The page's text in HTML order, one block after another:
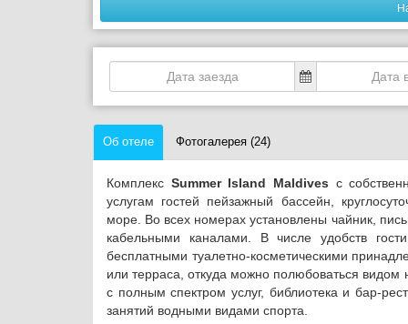
Об отеле Фотогалерея (24)
Комплекс Summer Island Maldives с
услугам гостей пейзажный бассейн,
море. Во всех номерах установлены чайник,
кабельными каналами. В числе удобств
бесплатными туалетно-косметическими
или терраса, откуда можно полюбоваться видом
с полным спектром услуг, библиотека и бар-
занятий водными видами спорта.